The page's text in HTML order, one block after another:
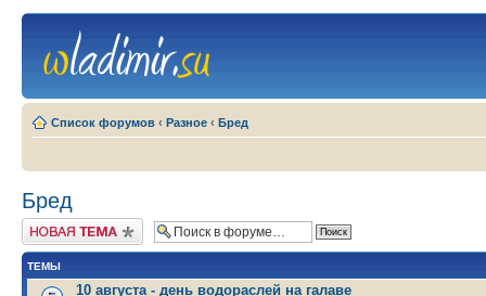
Список форумов ‹ Разное ‹ Бред
Бред
Новая тема
ТЕМЫ
10 августа - день водораслей на галаве